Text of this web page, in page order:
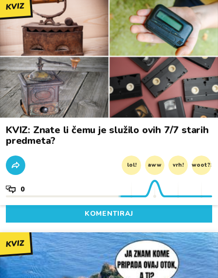
KVIZ
KVIZ: Znate li čemu je služilo ovih 7/7 starih
predmeta?
lol! aww vrh! woot?!
0
KOMENTIRAJ
KVIZ